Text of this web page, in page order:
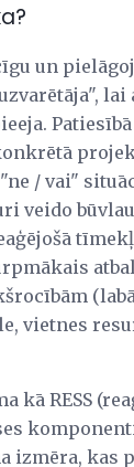
un
lai
/ vai"
veido
vietnes
kā RESS
izmēra, kas